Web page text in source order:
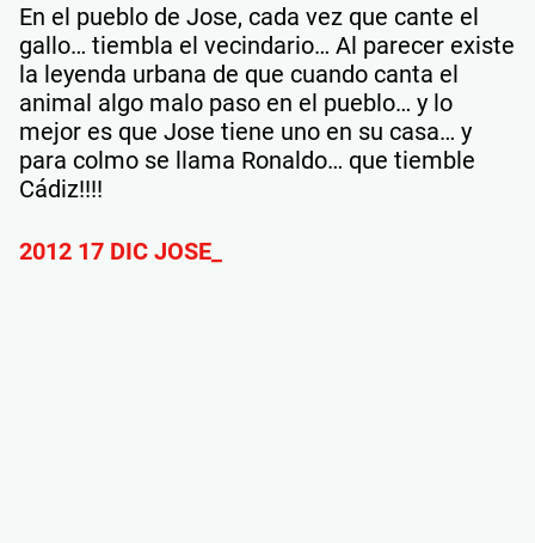
En el pueblo de Jose, cada vez que cante el
gallo… tiembla el vecindario… Al parecer existe
la leyenda urbana de que cuando canta el
animal algo malo paso en el pueblo… y lo
mejor es que Jose tiene uno en su casa… y
para colmo se llama Ronaldo… que tiemble
Cádiz!!!!
2012 17 DIC JOSE_